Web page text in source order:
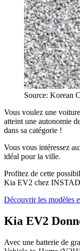
Source: Korean
Vous voulez une
atteint une autonomie
dans sa catégorie !
Vous vous intéressez
idéal pour la ville.
Profitez de cette
Kia EV2 chez
Découvrir les modèles
Kia EV2
Avec une batterie de